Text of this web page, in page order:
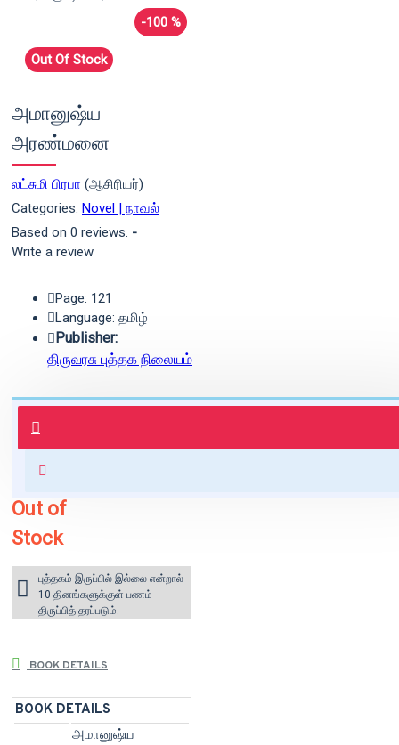
-100 %
Out Of Stock
அமானுஷ்ய
அரண்மனை
லட்சுமி பிரபா (ஆசிரியர்)
Categories: Novel | நாவல்
Based on 0 reviews. -
Write a review
Page: 121
Language: தமிழ்
Publisher:
திருவரசு புத்தக நிலையம்
புத்தகம் 3 - 7 நாட்களில் அனுப்பி
வைக்கப்படும்.
for orders above ₹1000 within India)
Out of
Stock
புத்தகம் இருப்பில் இல்லை என்றால்
10 தினங்களுக்குள் பணம்
திருப்பித் தரப்படும்.
BOOK DETAILS
BOOK DETAILS
அமானுஷ்ய